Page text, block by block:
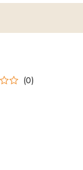
(0)